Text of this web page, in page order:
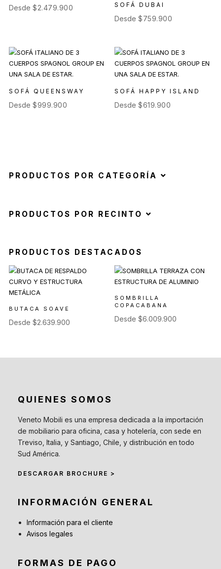
Desde $2.479.900 SOFÁ DUBAI
Desde$759.900
SOFÁ QUEENSWAY
Desde $999.900
SOFÁ HAPPY ISLAND
Desde$619.900
PRODUCTOS POR CATEGORÍA
PRODUCTOS POR RECINTO
PRODUCTOS DESTACADOS
BUTACA SOAVE
Desde $2.639.900
SOMBRILLA
COPACABANA
Desde$6.009.900
QUIENES SOMOS
Veneto Mobili es una empresa dedicada a la importación
de mobiliario para oficina, casa y hotelería, con sede en
Treviso, Italia, y Santiago, Chile, y distribución en todo
Sud América.
DESCARGAR BROCHURE >
INFORMACIÓN GENERAL
Información para el cliente
Avisos legales
FORMAS DE PAGO